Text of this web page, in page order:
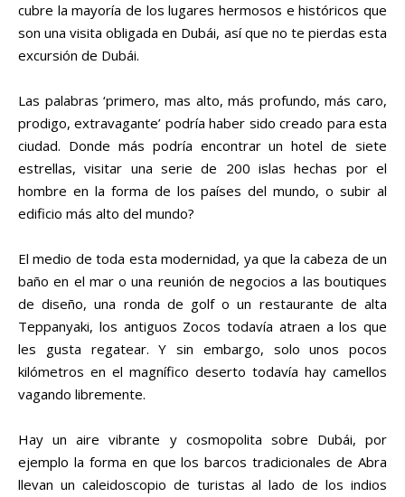
cubre la mayoría de los lugares hermosos e históricos que
son una visita obligada en Dubái, así que no te pierdas esta
excursión de Dubái.
Las palabras ‘primero, mas alto, más profundo, más caro,
prodigo, extravagante’ podría haber sido creado para esta
ciudad. Donde más podría encontrar un hotel de siete
estrellas, visitar una serie de 200 islas hechas por el
hombre en la forma de los países del mundo, o subir al
edificio más alto del mundo?
El medio de toda esta modernidad, ya que la cabeza de un
baño en el mar o una reunión de negocios a las boutiques
de diseño, una ronda de golf o un restaurante de alta
Teppanyaki, los antiguos Zocos todavía atraen a los que
les gusta regatear. Y sin embargo, solo unos pocos
kilómetros en el magnífico deserto todavía hay camellos
vagando libremente.
Hay un aire vibrante y cosmopolita sobre Dubái, por
ejemplo la forma en que los barcos tradicionales de Abra
llevan un caleidoscopio de turistas al lado de los indios